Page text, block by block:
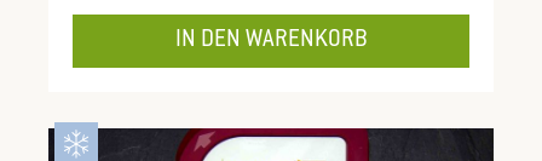
IN DEN WARENKORB